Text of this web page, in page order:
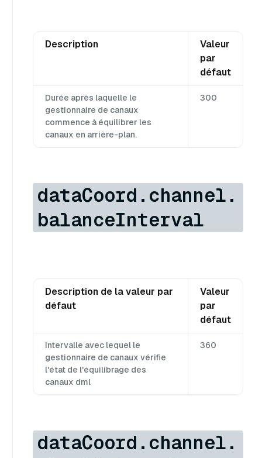
Description
Valeur
par
défaut
Durée après laquelle le
gestionnaire de canaux
commence à équilibrer les
canaux en arrière-plan.
300
dataCoord.channel.
balanceInterval
Description de la valeur par
défaut
Valeur
par
défaut
Intervalle avec lequel le
gestionnaire de canaux vérifie
l'état de l'équilibrage des
canaux dml
360
dataCoord.channel.